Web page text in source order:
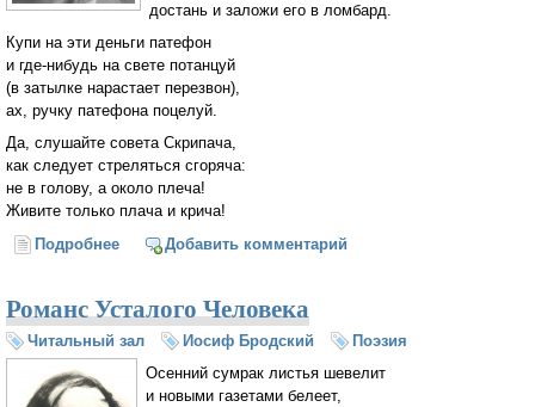
достань и заложи его в ломбард.
Купи на эти деньги патефон
и где-нибудь на свете потанцуй
(в затылке нарастает перезвон),
ах, ручку патефона поцелуй.
Да, слушайте совета Скрипача,
как следует стреляться сгоряча:
не в голову, а около плеча!
Живите только плача и крича!
Подробнее о Романс Скрипача (Иосиф Бродский)
Добавить комментарий
Романс Усталого Человека
Читальный зал Иосиф Бродский
Поэзия
Осенний сумрак листья шевелит
и новыми газетами белеет,